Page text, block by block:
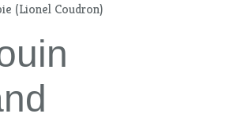
(Lionel Coudron)